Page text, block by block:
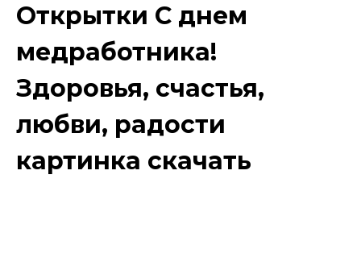
Открытки С днем
медработника!
Здоровья, счастья,
любви, радости
картинка скачать